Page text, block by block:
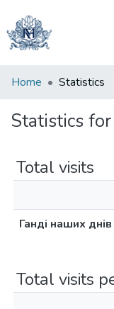
Communities
Collections
Home Statistics
Statistics for
Total visits
Ганді наших днів
Total visits